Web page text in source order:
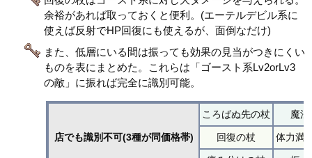
余裕があれば取っておくと便利。(エーテルデビル系に
使えば反射でHP回復にも使えるが、面倒なだけ)
また、低層にいる間は振っても効果の見当がつきにくい
ものを表にまとめた。これらは「ゴースト系Lv2orLv3
の敵」に振れば完全に識別可能。
店でも識別不可(3種が同価格帯)
ころばぬ先の杖 魔
回復の杖 体力満